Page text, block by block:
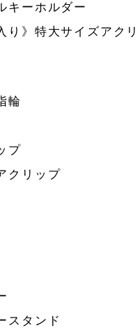
キーホルダー
り》特大サイズアクリ
輪
プ
クリップ
スタンド